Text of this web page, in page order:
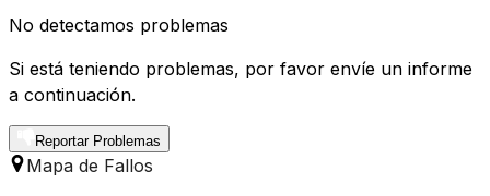
No detectamos problemas
Si está teniendo problemas, por favor envíe un informe
a continuación.
Reportar Problemas
Mapa de Fallos